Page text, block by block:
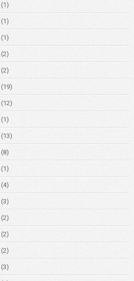
(1)
(1)
(1)
(2)
(2)
(19)
(12)
(1)
(13)
(8)
(1)
(4)
(3)
(2)
(2)
(2)
(3)